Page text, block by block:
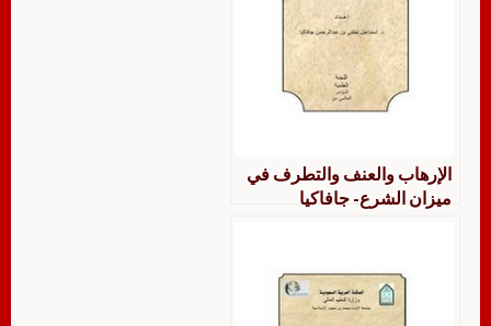
الإرهاب والعنف والتطرف في
ميزان الشرع- جافاكيا